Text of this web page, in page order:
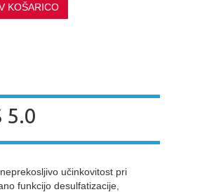
KOŠARICO
5.0
učinkovitost pri
funkcijo desulfatizacije,